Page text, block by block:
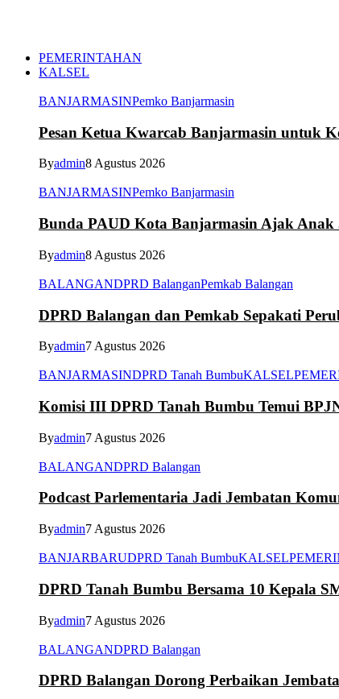
PEMERINTAHAN
KALSEL
BANJARMASINPemko Banjarmasin
Pesan Ketua Kwarcab Banjarmasin untuk
Byadmin8 Agustus 2026
BANJARMASINPemko Banjarmasin
Bunda PAUD Kota Banjarmasin Ajak Anak
Byadmin8 Agustus 2026
BALANGANDPRD BalanganPemkab Balangan
DPRD Balangan dan Pemkab Sepakati
Byadmin7 Agustus 2026
BANJARMASINDPRD Tanah BumbuKALSEL
Komisi III DPRD Tanah Bumbu Temui
Byadmin7 Agustus 2026
BALANGANDPRD Balangan
Podcast Parlementaria Jadi Jembatan
Byadmin7 Agustus 2026
BANJARBARUDPRD Tanah BumbuKALSEL
DPRD Tanah Bumbu Bersama 10 Kepala
Byadmin7 Agustus 2026
BALANGANDPRD Balangan
DPRD Balangan Dorong Perbaikan